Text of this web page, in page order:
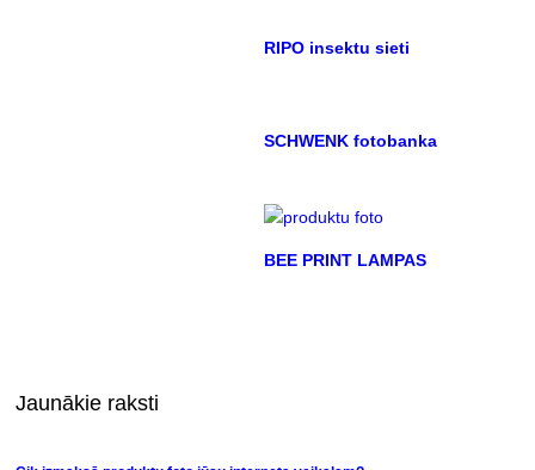
RIPO insektu sieti
SCHWENK fotobanka
BEE PRINT LAMPAS
Jaunākie raksti